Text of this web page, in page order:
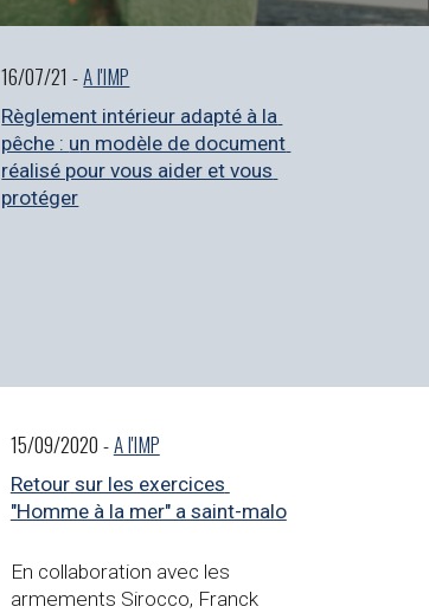
16/07/21 - A l'IMP
Règlement intérieur adapté à la
pêche : un modèle de document
réalisé pour vous aider et vous
protéger
15/09/2020 - A l'IMP
Retour sur les exercices
"Homme à la mer" a saint-malo
En collaboration avec les
armements Sirocco, Franck